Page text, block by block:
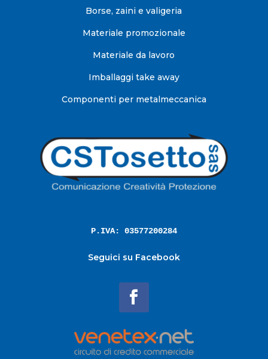
Borse, zaini e valigeria
Materiale promozionale
Materiale da lavoro
Imballaggi take away
Componenti per metalmeccanica
P.IVA: 03577200284
Seguici su Facebook